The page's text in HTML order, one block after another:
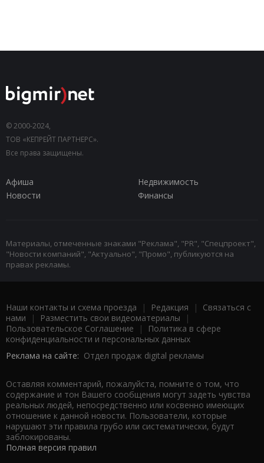
© 2000-2024,
ТОВ «КЕПРЕЙТ ПАРТНЕРС».
Все права защищены.
Афиша
Недвижимость
Новости
Финансы
Материалы, отмеченные знаками "Реклама", "PR", "Спецпроект",
"Новости компаний", "Актуально", "Промо", публикуются на
правах рекламы.
Наши контакты и схема проезда | Редакция | Связаться с
нами | Разместить свои видеоматериалы |
Пользовательское Соглашение |
Политика в сфере
конфиденциальности и персональных данных
Реклама на сайте: Отдел продаж digital рекламы
Оставляя комментарий, пожалуйста, помните о том, что
содержание и тон Вашего сообщения могут задеть чувства
реальных людей, непосредственно или косвенно имеющих
отношение к данной новости. Пользователи, которые
нарушают эти правила грубо или систематически, будут
заблокированы.
Полная версия правил